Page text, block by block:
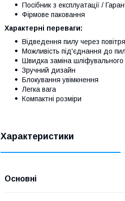
Посібник з експлуатації /
Фірмове паковання
Характерні переваги:
Відведення пилу через
Можливість під'єднання до
Швидка заміна шліфувального
Зручний дизайн
Блокування увімкнення
Легка вага
Компактні розміри
Характеристики
Основні